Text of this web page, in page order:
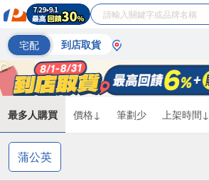
宅配 到店取貨
最多人購買 價格↓ 筆劃少 上架時間↓
蒲公英